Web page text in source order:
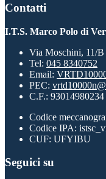
Contatti
I.T.S. Marco Polo di
Via Moschini, 11/B
Tel: 045 8340752
Email:
PEC:
C.F.: 93014980234
Codice
Codice IPA:
CUF: UFYIBU
Seguici su